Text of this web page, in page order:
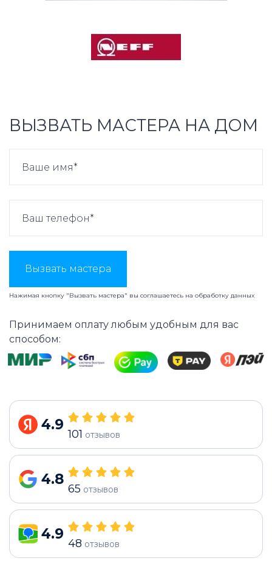
ВЫЗВАТЬ МАСТЕРА НА ДОМ
Вызвать мастера
Нажимая кнопку "Вызвать мастера" вы соглашаетесь на обработку данных
Принимаем оплату любым удобным для вас
способом:
4.9
101 отзывов
4.8
65 отзывов
4.9
48 отзывов